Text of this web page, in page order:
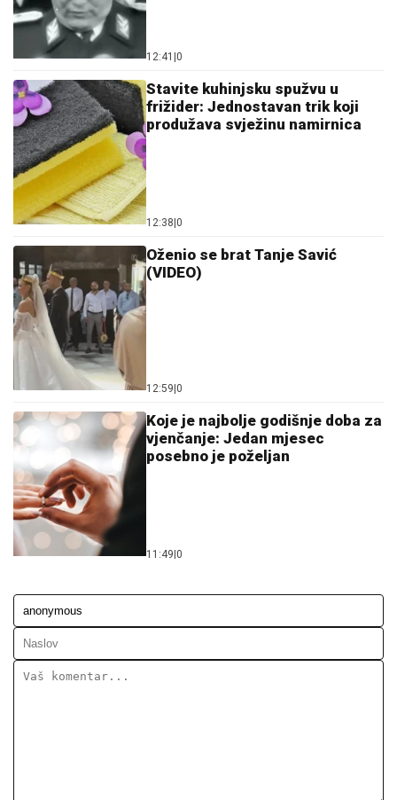
12:41 0
Stavite kuhinjsku spužvu u
frižider: Jednostavan trik koji
produžava svježinu namirnica
12:38 0
Oženio se brat Tanje Savić
(VIDEO)
12:59 0
Koje je najbolje godišnje doba za
vjenčanje: Jedan mjesec
posebno je poželjan
11:49 0